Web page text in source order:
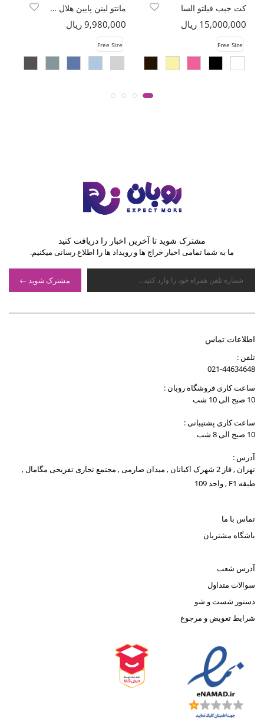
کت جیب فیلتو السا
15,000,000 ریال
Free Size
مانتو لینن پایین هلال دو جیب TR
9,980,000 ریال
Free Size
مشترک شوید تا آخرین اخبار را دریافت کنید
ما به شما تمامی اخبار حراج ها و رویداد ها را اطلاع رسانی میکنیم.
مشترک شوید
اطلاعات تماس
تلفن :
021-44634648
ساعت کاری فروشگاه روبان :
10 صبح الی 10 شب
ساعت کاری پشتیبانی :
10 صبح الی 8 شب
آدرس :
تهران , فاز 2 شهرک اکباتان , میدان صارمی , مجتمع تجاری تفریحی مگامال ,
طبقه F1 , واحد 109
تماس با ما
باشگاه مشتریان
آدرس شعب
سوالات متداول
دستور شست و شو
شرایط تعویض و مرجوع